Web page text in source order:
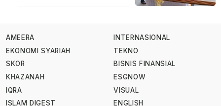
AMEERA
EKONOMI SYARIAH
SKOR
KHAZANAH
IQRA
ISLAM DIGEST
INTERNASIONAL
TEKNO
BISNIS FINANSIAL
ESGNOW
VISUAL
ENGLISH